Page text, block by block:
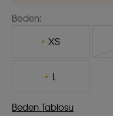
Beden:
XS
L
Beden Tablosu